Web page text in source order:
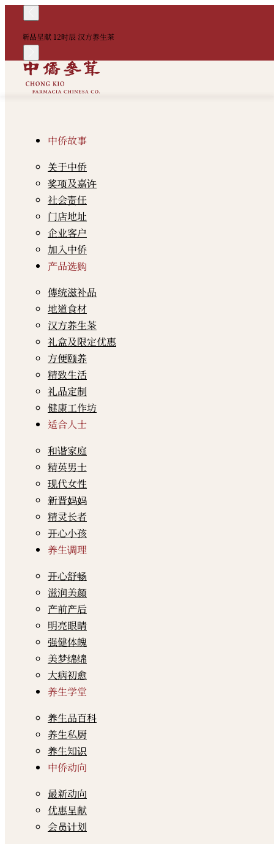
新品呈献 12时辰 汉方养生茶
中侨故事
关于中侨
奖项及嘉许
社会责任
门店地址
企业客户
加入中侨
产品选购
傳统滋补品
地道食材
汉方养生茶
礼盒及限定优惠
方便颐养
精致生活
礼品定制
健康工作坊
适合人士
和谐家庭
精英男士
现代女性
新晋妈妈
精灵长者
开心小孩
养生调理
开心舒畅
滋润美颜
产前产后
明亮眼睛
强健体魄
美梦绵绵
大病初愈
养生学堂
养生品百科
养生私厨
养生知识
中侨动向
最新动向
优惠呈献
会员计划